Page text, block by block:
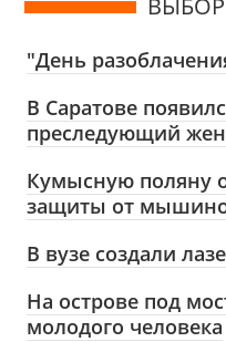
"День
В Саратове
преследующий
Кумысную поляну
защиты от
В вузе создали
На острове под
молодого человека